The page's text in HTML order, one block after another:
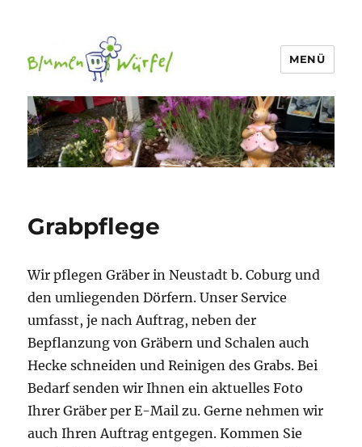
Blumen-Würfel
MENÜ
Grabpflege
Wir pflegen Gräber in Neustadt b. Coburg und
den umliegenden Dörfern. Unser Service
umfasst, je nach Auftrag, neben der
Bepflanzung von Gräbern und Schalen auch
Hecke schneiden und Reinigen des Grabs. Bei
Bedarf senden wir Ihnen ein aktuelles Foto
Ihrer Gräber per E-Mail zu. Gerne nehmen wir
auch Ihren Auftrag entgegen. Kommen Sie